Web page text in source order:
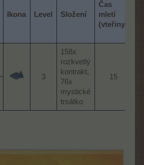
Ikona Level Složení
Čas
mletí
(vteřiny)
3​
158x
rozkvetlý
kontrakt,
76x
mystické
trsátko
15​